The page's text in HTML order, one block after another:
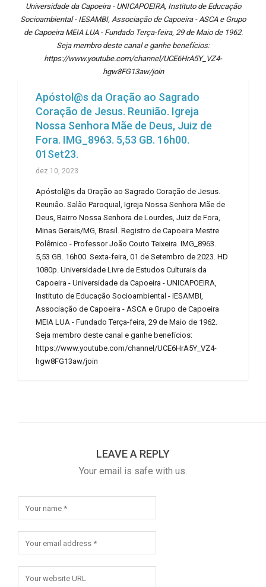
Universidade da Capoeira - UNICAPOEIRA, Instituto de Educação
Socioambiental - IESAMBI, Associação de Capoeira - ASCA e Grupo
de Capoeira MEIA LUA - Fundado Terça-feira, 29 de Maio de 1962.
Seja membro deste canal e ganhe benefícios:
https://www.youtube.com/channel/UCE6HrA5Y_VZ4-
hgw8FG13aw/join
Apóstol@s da Oração ao Sagrado
Coração de Jesus. Reunião. Igreja
Nossa Senhora Mãe de Deus, Juiz de
Fora. IMG_8963. 5,53 GB. 16h00.
01Set23.
dez 10, 2023
Apóstol@s da Oração ao Sagrado Coração de Jesus.
Reunião. Salão Paroquial, Igreja Nossa Senhora Mãe de
Deus, Bairro Nossa Senhora de Lourdes, Juiz de Fora,
Minas Gerais/MG, Brasil. Registro de Capoeira Mestre
Polêmico - Professor João Couto Teixeira. IMG_8963.
5,53 GB. 16h00. Sexta-feira, 01 de Setembro de 2023. HD
1080p. Universidade Livre de Estudos Culturais da
Capoeira - Universidade da Capoeira - UNICAPOEIRA,
Instituto de Educação Socioambiental - IESAMBI,
Associação de Capoeira - ASCA e Grupo de Capoeira
MEIA LUA - Fundado Terça-feira, 29 de Maio de 1962.
Seja membro deste canal e ganhe benefícios:
https://www.youtube.com/channel/UCE6HrA5Y_VZ4-
hgw8FG13aw/join
LEAVE A REPLY
Your email is safe with us.